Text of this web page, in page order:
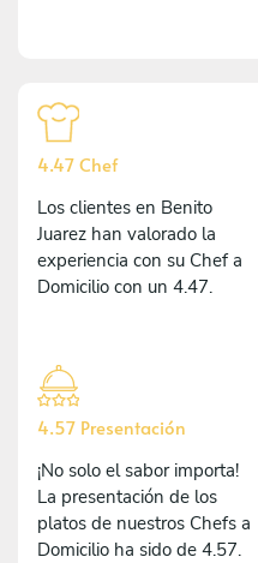
4.47 Chef
Los clientes en Benito
Juarez han valorado la
experiencia con su Chef a
Domicilio con un 4.47.
4.57 Presentación
¡No solo el sabor importa!
La presentación de los
platos de nuestros Chefs a
Domicilio ha sido de 4.57.